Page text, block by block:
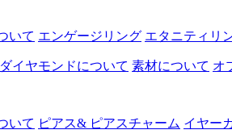
いて エンゲージリング エタニティリ
ダイヤモンドについて 素材について オ
いて ピアス& ピアスチャーム イヤー